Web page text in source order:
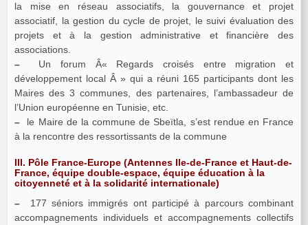
la mise en réseau associatifs, la gouvernance et projet
associatif, la gestion du cycle de projet, le suivi évaluation des
projets et à la gestion administrative et financière des
associations.
– Un forum Â« Regards croisés entre migration et
développement local Â » qui a réuni 165 participants dont les
Maires des 3 communes, des partenaires, l’ambassadeur de
l’Union européenne en Tunisie, etc.
– le Maire de la commune de Sbeïtla, s’est rendue en France
à la rencontre des ressortissants de la commune
III. Pôle France-Europe (Antennes Ile-de-France et Haut-de-
France, équipe double-espace, équipe éducation à la
citoyenneté et à la solidarité internationale)
– 177 séniors immigrés ont participé à parcours combinant
accompagnements individuels et accompagnements collectifs